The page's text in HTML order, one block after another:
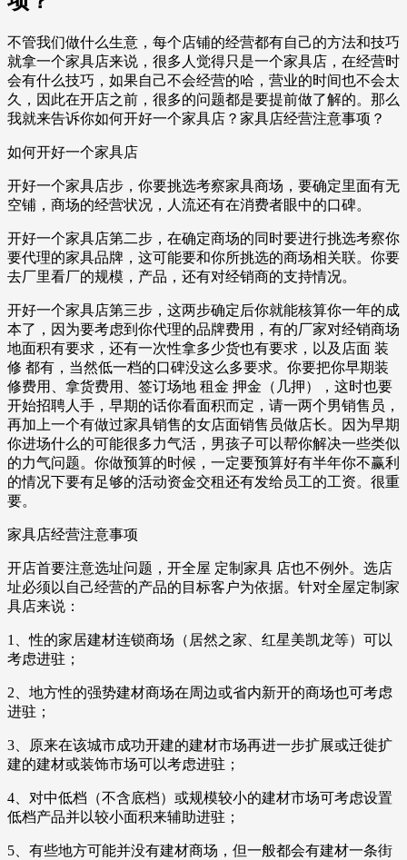
不管我们做什么生意，每个店铺的经营都有自己的方法和技巧
就拿一个家具店来说，很多人觉得只是一个家具店，在经营时
会有什么技巧，如果自己不会经营的哈，营业的时间也不会太
久，因此在开店之前，很多的问题都是要提前做了解的。那么
我就来告诉你如何开好一个家具店？家具店经营注意事项？
如何开好一个家具店
开好一个家具店步，你要挑选考察家具商场，要确定里面有无
空铺，商场的经营状况，人流还有在消费者眼中的口碑。
开好一个家具店第二步，在确定商场的同时要进行挑选考察你
要代理的家具品牌，这可能要和你所挑选的商场相关联。你要
去厂里看厂的规模，产品，还有对经销商的支持情况。
开好一个家具店第三步，这两步确定后你就能核算你一年的成
本了，因为要考虑到你代理的品牌费用，有的厂家对经销商场
地面积有要求，还有一次性拿多少货也有要求，以及店面 装
修 都有，当然低一档的口碑没这么多要求。你要把你早期装
修费用、拿货费用、签订场地 租金 押金（几押），这时也要
开始招聘人手，早期的话你看面积而定，请一两个男销售员，
再加上一个有做过家具销售的女店面销售员做店长。因为早期
你进场什么的可能很多力气活，男孩子可以帮你解决一些类似
的力气问题。你做预算的时候，一定要预算好有半年你不赢利
的情况下要有足够的活动资金交租还有发给员工的工资。很重
要。
家具店经营注意事项
开店首要注意选址问题，开全屋 定制家具 店也不例外。选店
址必须以自己经营的产品的目标客户为依据。针对全屋定制家
具店来说：
1、性的家居建材连锁商场（居然之家、红星美凯龙等）可以
考虑进驻；
2、地方性的强势建材商场在周边或省内新开的商场也可考虑
进驻；
3、原来在该城市成功开建的建材市场再进一步扩展或迁徙扩
建的建材或装饰市场可以考虑进驻；
4、对中低档（不含底档）或规模较小的建材市场可考虑设置
低档产品并以较小面积来辅助进驻；
5、有些地方可能并没有建材商场，但一般都会有建材一条街